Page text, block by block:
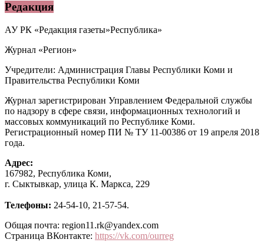
Редакция
АУ РК «Редакция газеты»Республика»
Журнал «Регион»
Учредители: Администрация Главы Республики Коми и
Правительства Республики Коми
Журнал зарегистрирован Управлением Федеральной службы
по надзору в сфере связи, информационных технологий и
массовых коммуникаций по Республике Коми.
Регистрационный номер ПИ № ТУ 11-00386 от 19 апреля 2018
года.
Адрес:
167982, Республика Коми,
г. Сыктывкар, улица К. Маркса, 229
Телефоны: 24-54-10, 21-57-54.
Общая почта: region11.rk@yandex.com
Страница ВКонтакте: https://vk.com/ourreg